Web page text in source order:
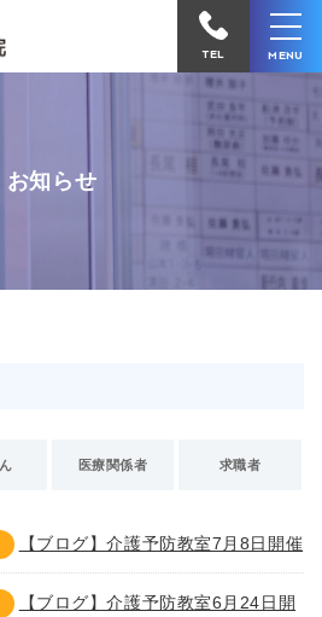
病
院
電
TEL MENU
お知らせ
医療関係者 求職者
【ブログ】介護予防教室7月8日開催
【ブログ】介護予防教室6月24日開